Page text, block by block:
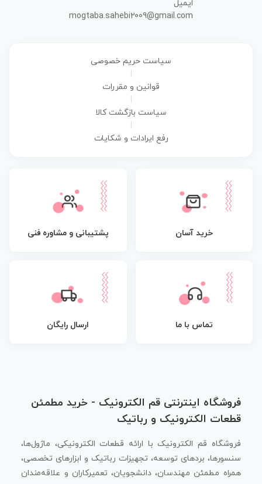
ایمیل
mogtaba.sahebi2009@gmail.com
سیاست حریم خصوصی
قوانین و مقررات
سیاست بازگشت کالا
رفع ایرادات و شکایات
خرید آسان پشتیبانی و مشاوره فنی
تماس با ما ارسال رایگان
فروشگاه اینترنتی قم الکترونیک - خرید مطمئن
قطعات الکترونیک و رباتیک
فروشگاه قم الکترونیک با ارائه قطعات الکترونیکی، ماژول‌ها،
سنسورها، بردهای توسعه، تجهیزات رباتیک و ابزارهای تخصصی،
همراه مطمئن مهندسان، دانشجویان، تعمیرکاران و علاقه‌مندان